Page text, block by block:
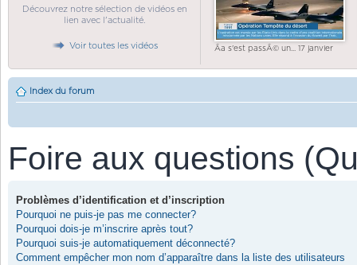
Découvrez notre sélection de vidéos en
lien avec l'actualité.
Voir toutes les vidéos Ãa s'est passÃ© un... 17 janvier
Index du forum
Foire aux questions
Problèmes d’identification et d’inscription
Pourquoi ne puis-je pas me connecter?
Pourquoi dois-je m’inscrire après tout?
Pourquoi suis-je automatiquement déconnecté?
Comment empêcher mon nom d’apparaître dans la liste des utilisateurs